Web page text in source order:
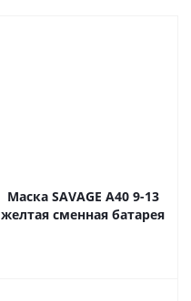
Маска SAVAGE A40 9-13
желтая сменная батарея